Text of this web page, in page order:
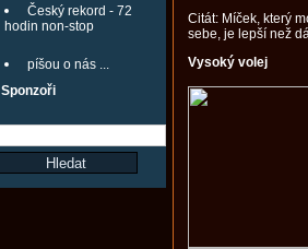
Český rekord - 72
hodin non-stop
píšou o nás ...
Sponzoři
Citát: Míček, který
sebe, je lepší než
Vysoký volej